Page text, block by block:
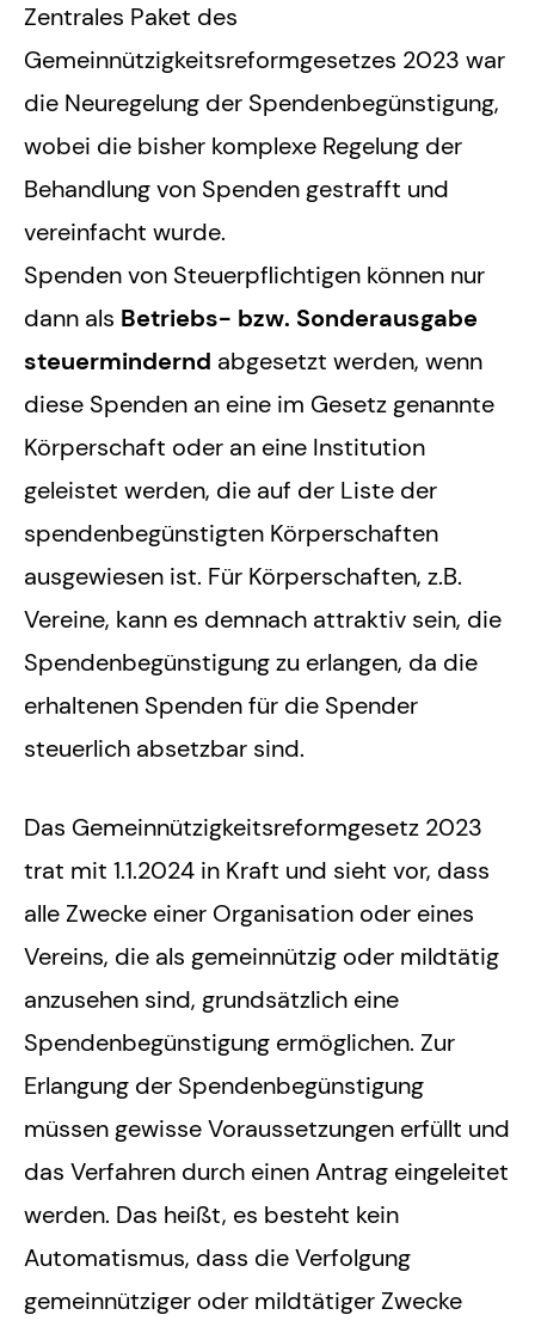
Zentrales Paket des
Gemeinnützigkeitsreformgesetzes 2023 war
die Neuregelung der Spendenbegünstigung,
wobei die bisher komplexe Regelung der
Behandlung von Spenden gestrafft und
vereinfacht wurde.
Spenden von Steuerpflichtigen können nur
dann als Betriebs- bzw. Sonderausgabe
steuermindernd abgesetzt werden, wenn
diese Spenden an eine im Gesetz genannte
Körperschaft oder an eine Institution
geleistet werden, die auf der Liste der
spendenbegünstigten Körperschaften
ausgewiesen ist. Für Körperschaften, z.B.
Vereine, kann es demnach attraktiv sein, die
Spendenbegünstigung zu erlangen, da die
erhaltenen Spenden für die Spender
steuerlich absetzbar sind.
Das Gemeinnützigkeitsreformgesetz 2023
trat mit 1.1.2024 in Kraft und sieht vor, dass
alle Zwecke einer Organisation oder eines
Vereins, die als gemeinnützig oder mildtätig
anzusehen sind, grundsätzlich eine
Spendenbegünstigung ermöglichen. Zur
Erlangung der Spendenbegünstigung
müssen gewisse Voraussetzungen erfüllt und
das Verfahren durch einen Antrag eingeleitet
werden. Das heißt, es besteht kein
Automatismus, dass die Verfolgung
gemeinnütziger oder mildtätiger Zwecke